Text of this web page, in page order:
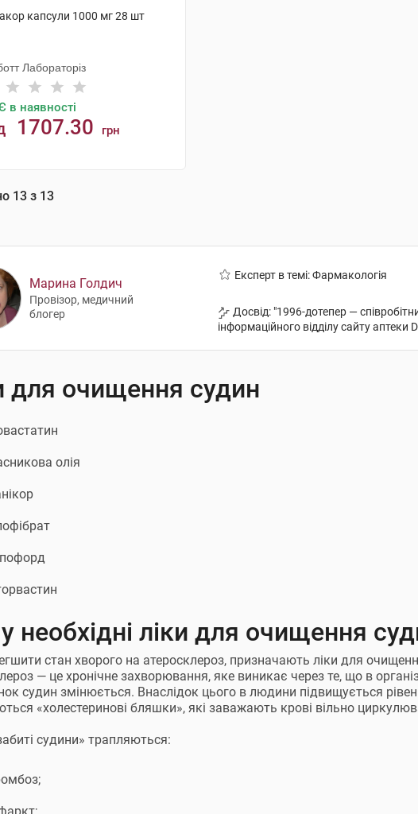
капсули 1000 мг 28 шт
Лабораторіз
в наявності
1707.30 грн
13 з 13
Марина Голдич
Провізор, медичний
блогер
Експерт в темі: Фармакологія
Досвід: "1996-дотепер —
інформаційного відділу сайту аптеки
для очищення судин
олія
необхідні ліки для очищення
стан хворого на атеросклероз, призначають ліки для
— це хронічне захворювання, яке виникає через те, що в
судин змінюється. Внаслідок цього в людини підвищується
«холестеринові бляшки», які заважають крові вільно
судини» трапляються: